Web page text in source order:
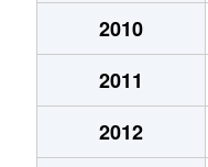
定山渓温泉西
澄川１条
澄川２条
2010
2011
2012